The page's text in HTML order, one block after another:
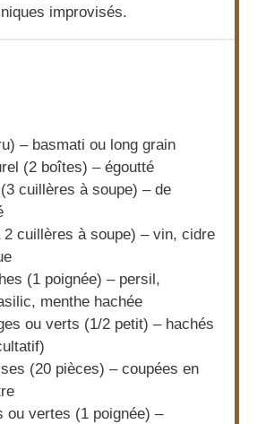
improvisés.
– basmati ou long grain
(2 boîtes) – égoutté
(3 cuillères à soupe) – de
2 cuillères à soupe) – vin, cidre
(1 poignée) – persil,
menthe hachée
ou verts (1/2 petit) – hachés
(20 pièces) – coupées en
ou vertes (1 poignée) –